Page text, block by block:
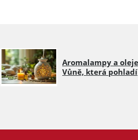
Aromalampy a
Vůně, která pohladí